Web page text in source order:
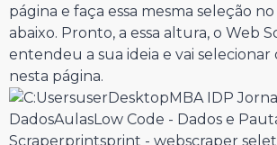
página e faça essa mesma seleção
abaixo. Pronto, a essa altura, o Web
entendeu a sua ideia e vai selecionar
nesta página.